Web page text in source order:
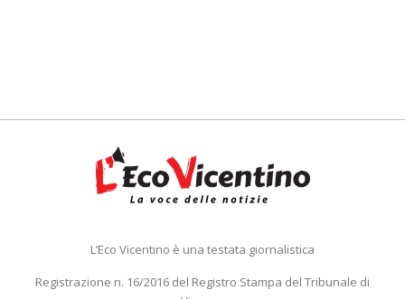
L’Eco Vicentino è una testata giornalistica
Registrazione n. 16/2016 del Registro Stampa del Tribunale di